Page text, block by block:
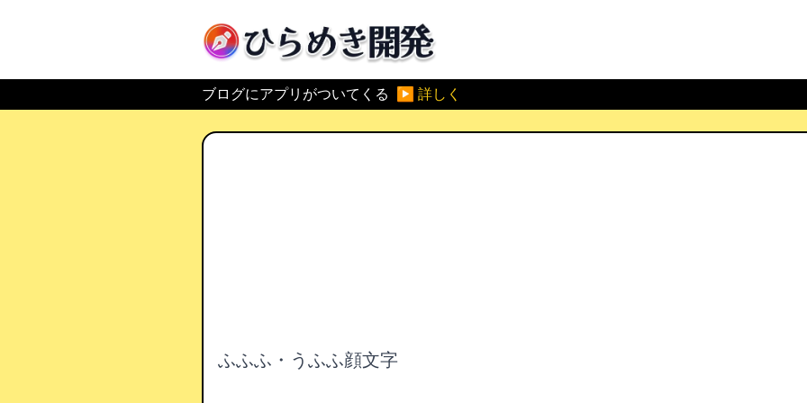
ひらめき開発
ブログにアプリがついてくる ▶ 詳しく
ふふふ・うふふ顔文字